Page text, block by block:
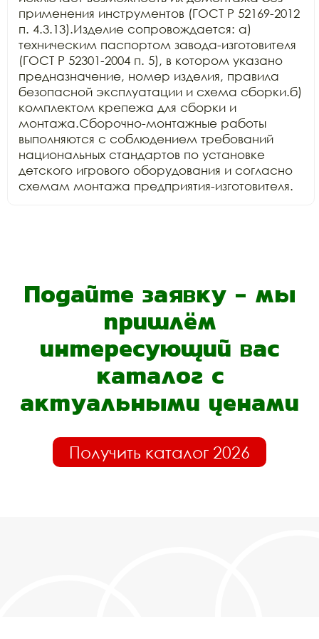
применения инструментов (ГОСТ Р 52169-2012
п. 4.3.13).Изделие сопровождается: а)
техническим паспортом завода-изготовителя
(ГОСТ Р 52301-2004 п. 5), в котором указано
предназначение, номер изделия, правила
безопасной эксплуатации и схема сборки.б)
комплектом крепежа для сборки и
монтажа.Сборочно-монтажные работы
выполняются с соблюдением требований
национальных стандартов по установке
детского игрового оборудования и согласно
схемам монтажа предприятия-изготовителя.
Подайте заявку - мы
пришлём
интересующий вас
каталог с
актуальными ценами
Получить каталог 2026